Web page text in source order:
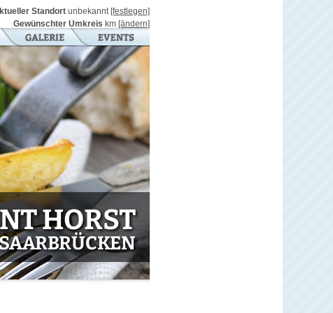
Standort unbekannt [festlegen]
Gewünschter Umkreis km [ändern]
HORST